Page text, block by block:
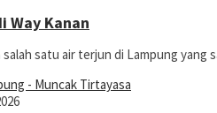
Way Kanan
salah satu air terjun di Lampung